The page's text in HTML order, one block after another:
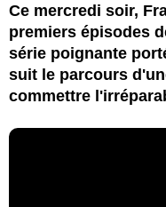
Ce mercredi soir,
premiers épisodes
série poignante
suit le parcours
commettre